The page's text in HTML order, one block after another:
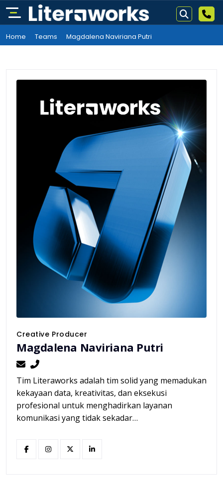
Home Teams Magdalena Naviriana Putri
Creative Producer
Magdalena Naviriana Putri
Tim Literaworks adalah tim solid yang memadukan
kekayaan data, kreativitas, dan eksekusi
profesional untuk menghadirkan layanan
komunikasi yang tidak sekadar…